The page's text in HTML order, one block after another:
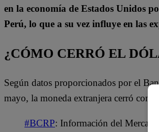
en la economía de Estados Unidos
Perú, lo que a su vez influye en las
¿CÓMO CERRÓ EL
Según datos proporcionados por el
mayo, la moneda extranjera cerró con
#BCRP: Información del